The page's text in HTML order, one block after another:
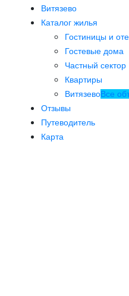
Витязево
Каталог жилья
Гостиницы и
Гостевые дома
Частный сектор
Квартиры
ВитязевоВсе
Отзывы
Путеводитель
Карта